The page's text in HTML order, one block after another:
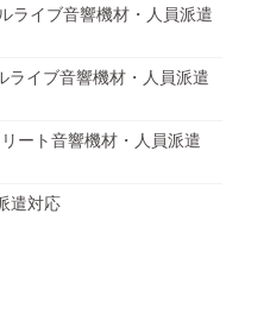
ライブ音響機材・人員派遣
ライブ音響機材・人員派遣
ート音響機材・人員派遣
遣対応